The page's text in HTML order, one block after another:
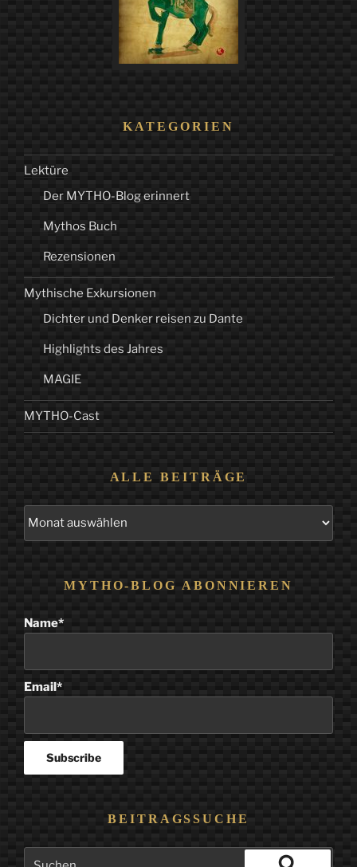
KATEGORIEN
Lektüre
Der MYTHO-Blog erinnert
Mythos Buch
Rezensionen
Mythische Exkursionen
Dichter und Denker reisen zu Dante
Highlights des Jahres
MAGIE
MYTHO-Cast
ALLE BEITRÄGE
MYTHO-BLOG ABONNIEREN
Name*
Email*
BEITRAGSSUCHE